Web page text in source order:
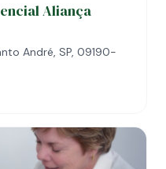
Aliança
André, SP, 09190-